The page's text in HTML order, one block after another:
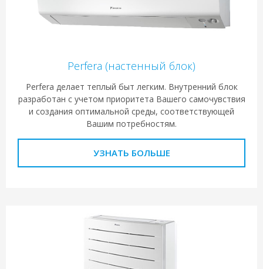
Perfera (настенный блок)
Perfera делает теплый быт легким. Внутренний блок
разработан с учетом приоритета Вашего самочувствия
и создания оптимальной среды, соответствующей
Вашим потребностям.
УЗНАТЬ БОЛЬШЕ